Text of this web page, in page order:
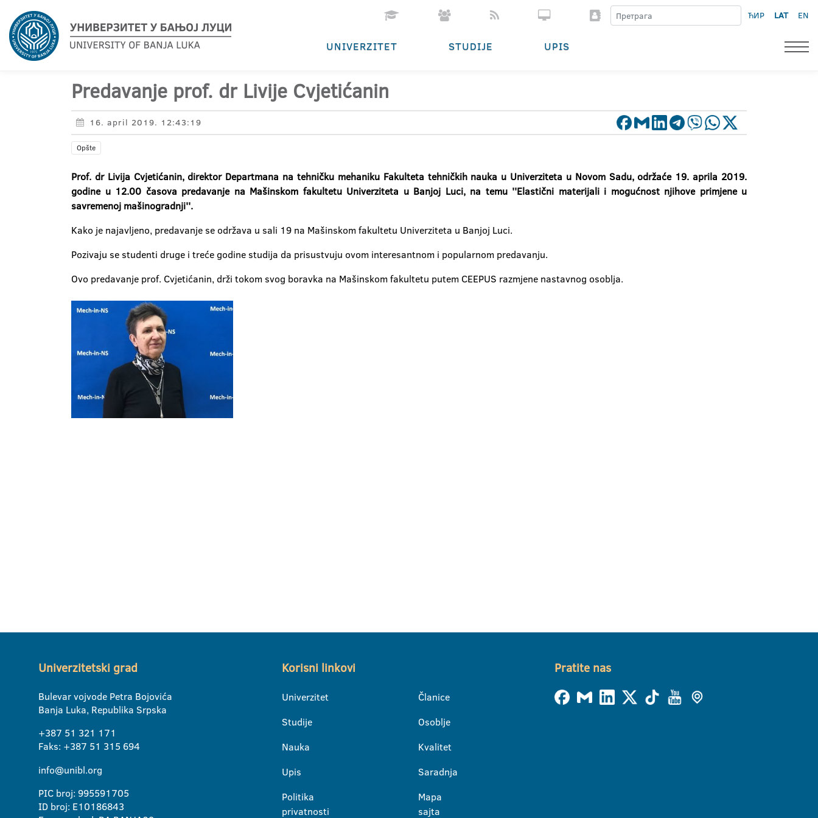
ЋИР LAT EN
UNIVERZITET STUDIJE UPIS
Predavanje prof. dr Livije Cvjetićanin
16. april 2019. 12:43:19
Opšte
Prof. dr Livija Cvjetićanin, direktor Departmana na tehničku mehaniku Fakulteta tehničkih nauka u Univerziteta u Novom Sadu, održaće 19. aprila 2019.
godine u 12.00 časova predavanje na Mašinskom fakultetu Univerziteta u Banjoj Luci, na temu ''Elastični materijali i mogućnost njihove primjene u
savremenoj mašinogradnji''.
Kako je najavljeno, predavanje se održava u sali 19 na Mašinskom fakultetu Univerziteta u Banjoj Luci.
Pozivaju se studenti druge i treće godine studija da prisustvuju ovom interesantnom i popularnom predavanju.
Ovo predavanje prof. Cvjetićanin, drži tokom svog boravka na Mašinskom fakultetu putem CEEPUS razmjene nastavnog osoblja.
Univerzitetski grad
Bulevar vojvode Petra Bojovića
Banja Luka, Republika Srpska
+387 51 321 171
Faks: +387 51 315 694
info@unibl.org
PIC broj: 995591705
ID broj: E10186843
Korisni linkovi
Univerzitet
Studije
Nauka
Upis
Politika
privatnosti
Članice
Osoblje
Kvalitet
Saradnja
Mapa
sajta
Pratite nas